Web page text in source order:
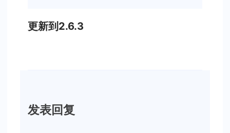
更新到2.6.3
发表回复